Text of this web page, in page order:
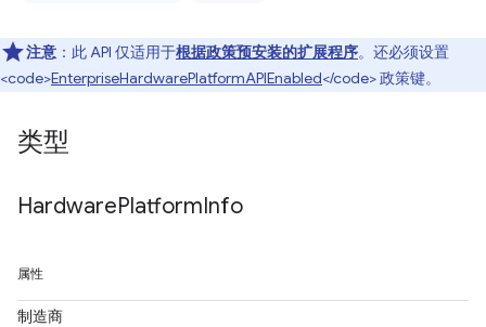
注意 ：此 API 仅适用于根据政策预安装的扩展程序。还必须设置
<code>EnterpriseHardwarePlatformAPIEnabled</code> 政策键。
类型
HardwarePlatformInfo
属性
制造商